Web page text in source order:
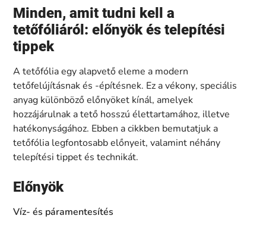
Minden, amit tudni kell a
tetőfóliáról: előnyök és telepítési
tippek
A tetőfólia egy alapvető eleme a modern
tetőfelújításnak és -építésnek. Ez a vékony, speciális
anyag különböző előnyöket kínál, amelyek
hozzájárulnak a tető hosszú élettartamához, illetve
hatékonyságához. Ebben a cikkben bemutatjuk a
tetőfólia legfontosabb előnyeit, valamint néhány
telepítési tippet és technikát.
Előnyök
Víz- és páramentesítés